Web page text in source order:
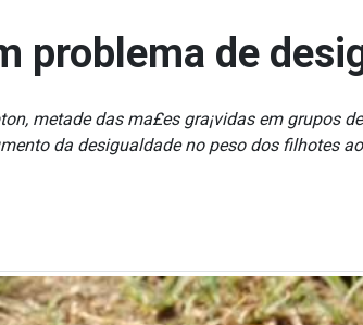
problema de
metade das ma£es gra¡vidas em grupos
da desigualdade no peso dos filhotes